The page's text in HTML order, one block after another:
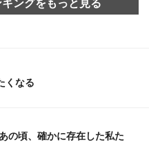
くなる
の頃、確かに存在した私た